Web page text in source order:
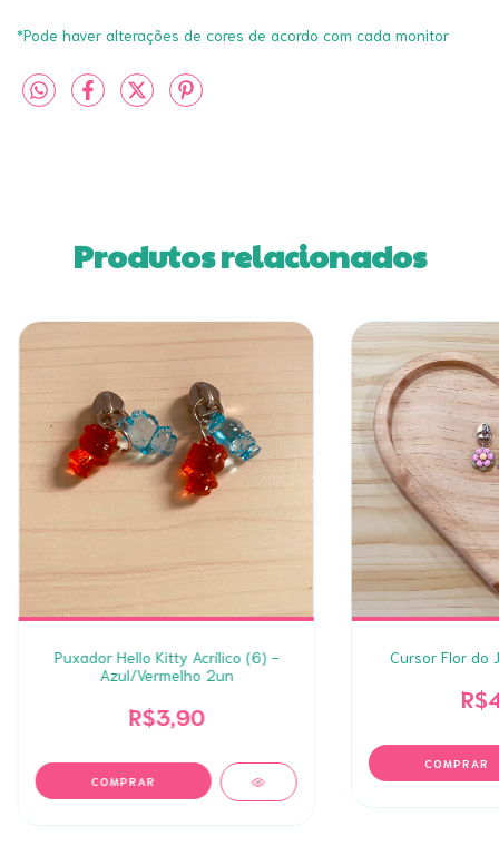
*Pode haver alterações de cores de acordo com cada monitor
Produtos relacionados
Puxador Hello Kitty Acrílico (6) -
Azul/Vermelho 2un
R$3,90
Cursor Flor do